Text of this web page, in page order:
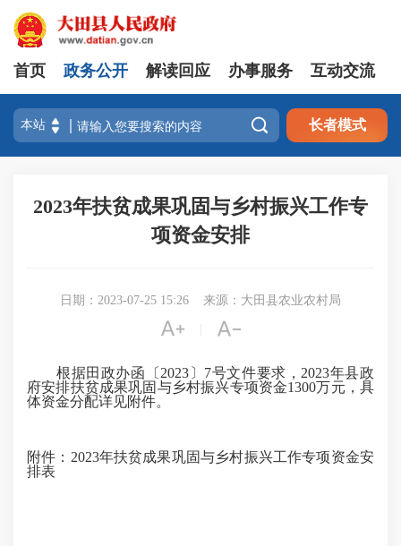
首页 政务公开 解读回应 办事服务 互动交流
 长者模式
2023年扶贫成果巩固与乡村振兴工作专
项资金安排
日期：2023-07-25 15:26 来源：大田县农业农村局
 
根据田政办函〔2023〕7号文件要求，2023年县政
府安排扶贫成果巩固与乡村振兴专项资金1300万元，具
体资金分配详见附件。
附件：2023年扶贫成果巩固与乡村振兴工作专项资金安
排表